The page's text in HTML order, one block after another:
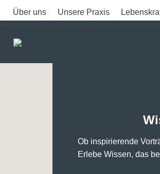
Über uns Unsere Praxis
Ob inspirierende
Erlebe Wissen, das